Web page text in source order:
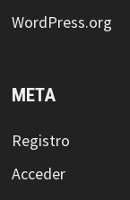
WordPress.org
META
Registro
Acceder